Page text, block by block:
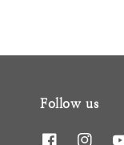
Follow us